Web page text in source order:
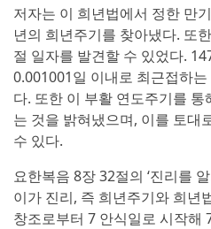
저자는 이 희년법에서 정한 만
년의 희년주기를 찾아냈다. 또
절 일자를 발견할 수 있었다.
0.001001일 이내로 최근접하
다. 또한 이 부활 연도주기를
는 것을 밝혀냈으며, 이를 토대
수 있다.
요한복음 8장 32절의 ‘진리를
이가 진리, 즉 희년주기와 희년
창조로부터 7 안식일로 시작해